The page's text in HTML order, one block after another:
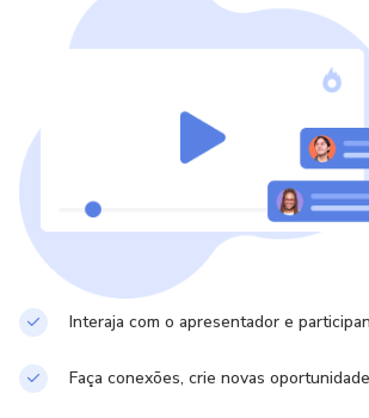
Interaja com o apresentador e
Faça conexões, crie novas